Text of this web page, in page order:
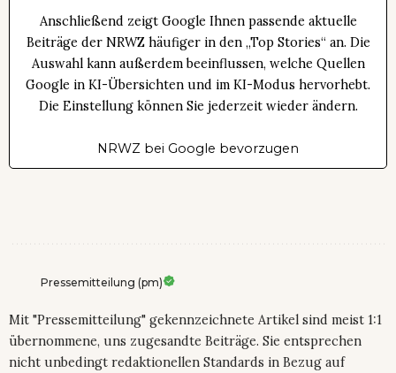
Anschließend zeigt Google Ihnen passende aktuelle
Beiträge der NRWZ häufiger in den „Top Stories“ an. Die
Auswahl kann außerdem beeinflussen, welche Quellen
Google in KI-Übersichten und im KI-Modus hervorhebt.
Die Einstellung können Sie jederzeit wieder ändern.
NRWZ bei Google bevorzugen
Pressemitteilung (pm)
Mit "Pressemitteilung" gekennzeichnete Artikel sind meist 1:1
übernommene, uns zugesandte Beiträge. Sie entsprechen
nicht unbedingt redaktionellen Standards in Bezug auf